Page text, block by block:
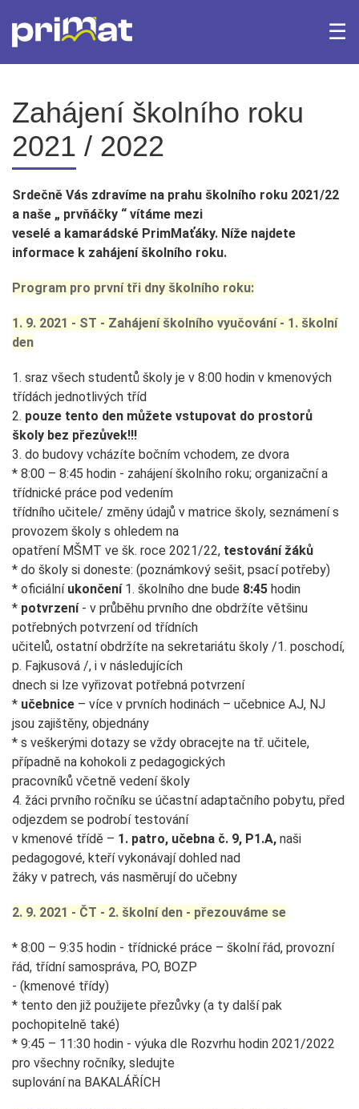
×
Archiv aktualit
Bakaláři
☰
Zahájení školního roku
2021 / 2022
Srdečně Vás zdravíme na prahu školního roku 2021/22
a naše „ prvňáčky “ vítáme mezi
veselé a kamarádské PrimMaťáky. Níže najdete
informace k zahájení školního roku.
Program pro první tři dny školního roku:
1. 9. 2021 - ST - Zahájení školního vyučování - 1. školní
den
1. sraz všech studentů školy je v 8:00 hodin v kmenových
třídách jednotlivých tříd
2. pouze tento den můžete vstupovat do prostorů
školy bez přezůvek!!!
3. do budovy vcházíte bočním vchodem, ze dvora
* 8:00 – 8:45 hodin - zahájení školního roku; organizační a
třídnické práce pod vedením
třídního učitele/ změny údajů v matrice školy, seznámení s
provozem školy s ohledem na
opatření MŠMT ve šk. roce 2021/22, testování žáků
* do školy si doneste: (poznámkový sešit, psací potřeby)
* oficiální ukončení1. školního dne bude 8:45 hodin
* potvrzení- v průběhu prvního dne obdržíte většinu
potřebných potvrzení od třídních
učitelů, ostatní obdržíte na sekretariátu školy /1. poschodí,
p. Fajkusová /, i v následujících
dnech si lze vyřizovat potřebná potvrzení
* učebnice – více v prvních hodinách – učebnice AJ, NJ
jsou zajištěny, objednány
* s veškerými dotazy se vždy obracejte na tř. učitele,
případně na kohokoli z pedagogických
pracovníků včetně vedení školy
4. žáci prvního ročníku se účastní adaptačního pobytu, před
odjezdem se podrobí testování
v kmenové třídě – 1. patro, učebna č. 9, P1.A, naši
pedagogové, kteří vykonávají dohled nad
žáky v patrech, vás nasměrují do učebny
2. 9. 2021 - ČT - 2. školní den - přezouváme se
* 8:00 – 9:35 hodin - třídnické práce – školní řád, provozní
řád, třídní samospráva, PO, BOZP
- (kmenové třídy)
* tento den již použijete přezůvky (a ty další pak
pochopitelně také)
* 9:45 – 11:30 hodin - výuka dle Rozvrhu hodin 2021/2022
pro všechny ročníky, sledujte
suplování na BAKALÁŘÍCH